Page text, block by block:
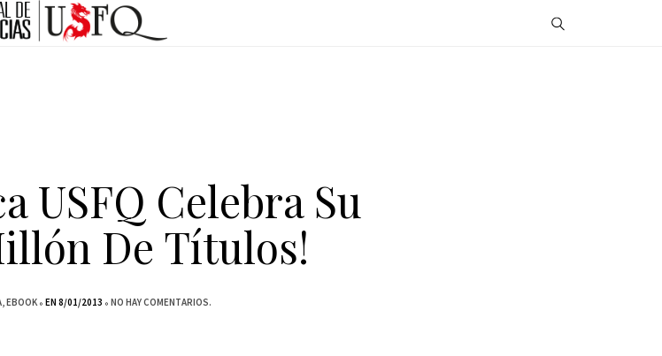
USFQ Celebra Su
De Títulos!
EBOOK EN 8/01/2013 NO HAY COMENTARIOS.